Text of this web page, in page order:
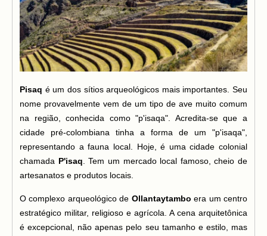
Pisaq é um dos sítios arqueológicos mais importantes. Seu
nome provavelmente vem de um tipo de ave muito comum
na região, conhecida como "p'isaqa". Acredita-se que a
cidade pré-colombiana tinha a forma de um "p'isaqa",
representando a fauna local. Hoje, é uma cidade colonial
chamada P'isaq . Tem um mercado local famoso, cheio de
artesanatos e produtos locais.
O complexo arqueológico de Ollantaytambo era um centro
estratégico militar, religioso e agrícola. A cena arquitetônica
é excepcional, não apenas pelo seu tamanho e estilo, mas